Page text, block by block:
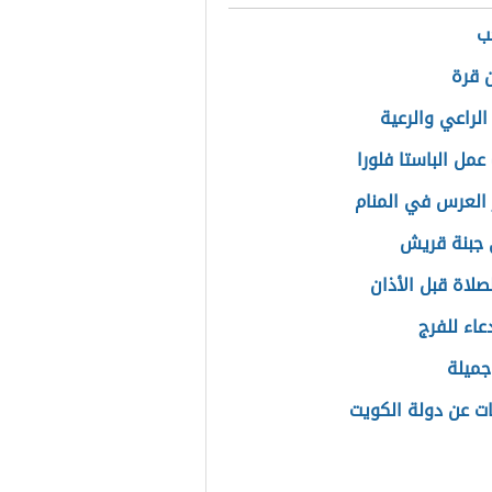
http://
قرة
والرعية
الباستا فلورا
في المنام
قريش
قبل الأذان
للفرج
عن دولة الكويت